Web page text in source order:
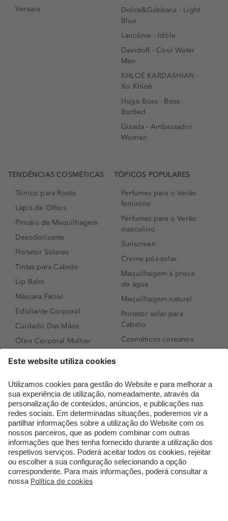
Versace
Dolce&Gabbana - Light
Blue
Lancôme - Idôle
Davidoff - Cool Water
Men
KHLOÉ KARDASHIAN -
Xo Khloè
Hugo Boss - Boss
Bottled
Gisada - Ambassador
Women
TENDÊNCIAS COSMÉTICAS
Tónico para Rosto
Lápis de Olhos
Pincéis de Maquilhagem
Desodorizante
Protetor Solares
Tintas para Cabelo
Lip Balm
Máscara Facial
Esfoliante Corporal
Cuidado Das Mãos
Óleo Corporal Mulher
Sérum de Rosto
Body mist & Spray
corporal
Produtos para Cabelo
Homem
Espuma de Limpeza
Facial
Dermocosmética
TÓPICOS POPULARES
Perfumes para o Verão
feminino
Perfumes para o Verão
masculino
Sunscreen
Creme pós-solar
Maquilhagem à prova
de água
Maquilhagem natural
Protetor solar para
Cabelo
Cosméticos coreanos
Perfumes árabes
Novidades
Melhores Perfumes
Femininos
TOP 10: Perfumes
Masculinos
Pestanas Postiças
Creme Rosto Homem